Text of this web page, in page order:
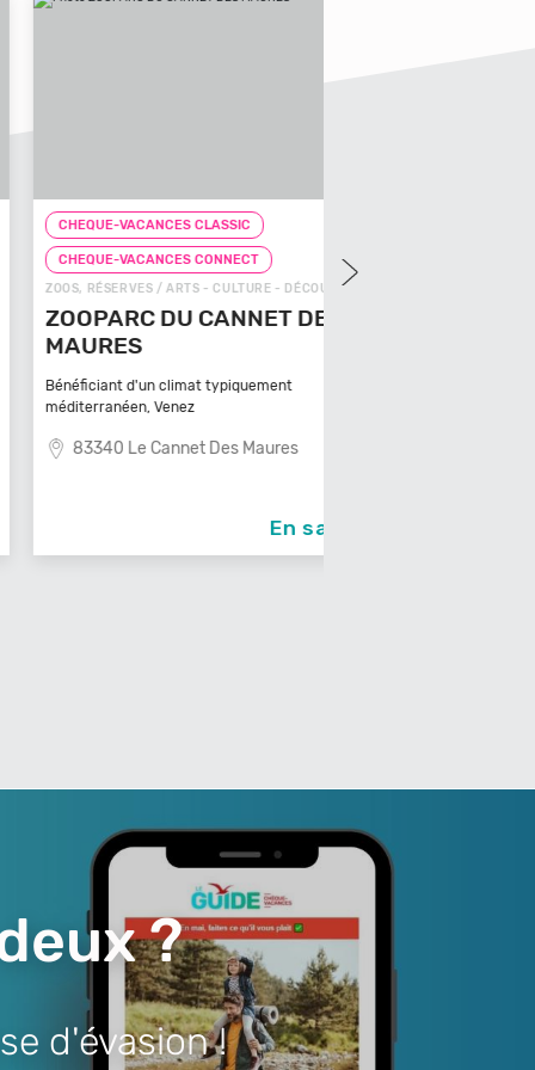
VACANCES CLASSIC
VACANCES CONNECT
/ ARTS - CULTURE - DÉCOUVERTE
DU CANNET DES
d'un climat typiquement
Venez
Le Cannet Des Maures
En savoir +
MINI GOLF LE
?
d'évasion !